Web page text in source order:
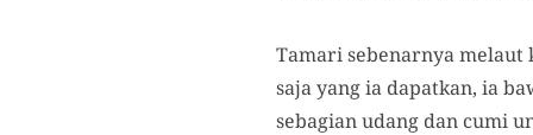
Tamari sebenarnya melaut
saja yang ia dapatkan, ia
sebagian udang dan cumi